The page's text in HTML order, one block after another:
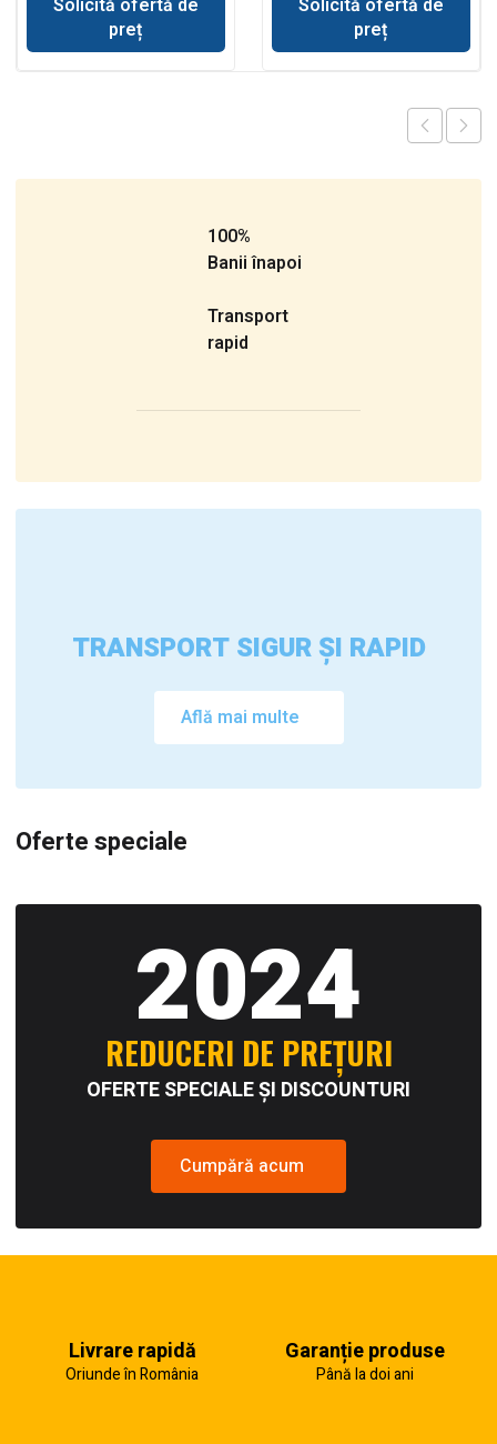
preț
preț
100%
Banii înapoi
Transport
rapid
TRANSPORT SIGUR ȘI RAPID
Află mai multe
Oferte speciale
2024
REDUCERI DE PREȚURI
OFERTE SPECIALE ȘI DISCOUNTURI
Cumpără acum
Livrare rapidă
Oriunde în România
Garanție produse
Până la doi ani